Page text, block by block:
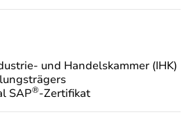
und Handelskammer (IHK)
SAP®-Zertifikat